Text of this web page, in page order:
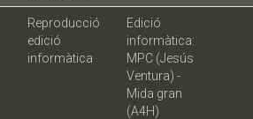
Reproducció
edició
informàtica
Edició
informàtica:
MPC (Jesús
Ventura) -
Mida gran
(A4H)